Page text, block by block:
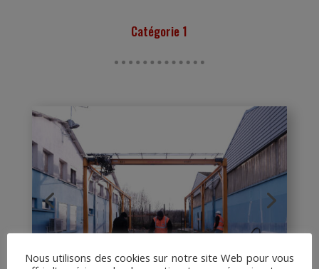
Catégorie 1
Nous utilisons des cookies sur notre site Web pour vous